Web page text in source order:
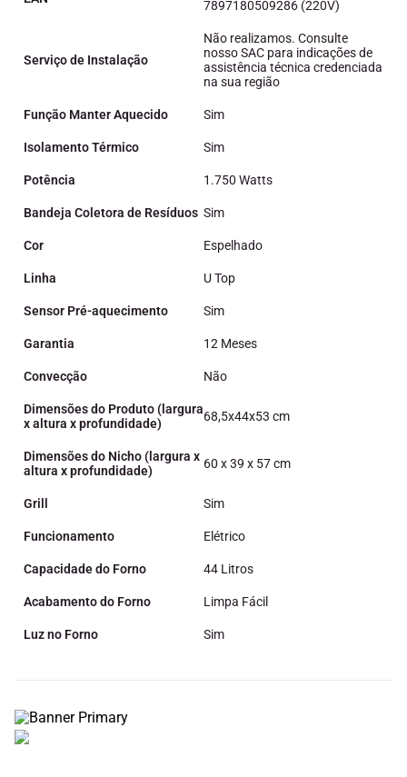
7897180509286 (220V)
Serviço de Instalação
Não realizamos. Consulte
nosso SAC para indicações de
assistência técnica credenciada
na sua região
Função Manter Aquecido Sim
Isolamento Térmico Sim
Potência 1.750 Watts
Bandeja Coletora de Resíduos Sim
Cor Espelhado
Linha U Top
Sensor Pré-aquecimento Sim
Garantia 12 Meses
Convecção Não
Dimensões do Produto (largura
x altura x profundidade)
68,5x44x53 cm
Dimensões do Nicho (largura x
altura x profundidade)
60 x 39 x 57 cm
Grill Sim
Funcionamento Elétrico
Capacidade do Forno 44 Litros
Acabamento do Forno Limpa Fácil
Luz no Forno Sim